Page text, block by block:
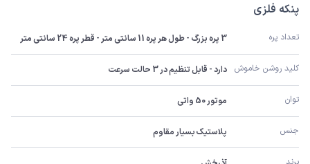
پنکه فلزی
تعداد پره 3 پره بزرگ - طول هر پره 11 سانتی متر - قطر پره 24 سانتی متر
کلید روشن خاموش دارد - قابل تنظیم در 3 حالت سرعت
توان موتور 50 واتی
جنس پلاستیک بسیار مقاوم